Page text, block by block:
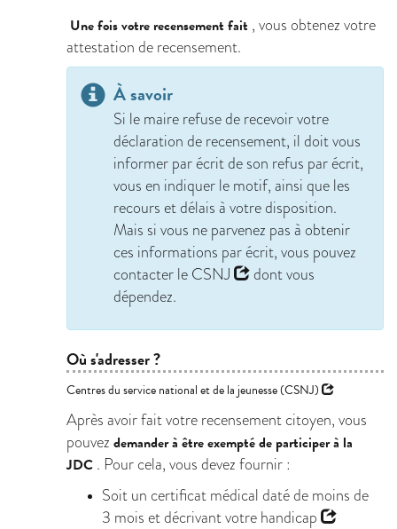
Une fois votre recensement fait , vous obtenez votre
attestation de recensement.
À savoir
Si le maire refuse de recevoir votre
déclaration de recensement, il doit vous
informer par écrit de son refus par écrit,
vous en indiquer le motif, ainsi que les
recours et délais à votre disposition.
Mais si vous ne parvenez pas à obtenir
ces informations par écrit, vous pouvez
contacter le CSNJ
dont vous
dépendez.
Où s'adresser ?
Centres du service national et de la jeunesse (CSNJ)
Après avoir fait votre recensement citoyen, vous
pouvez demander à être exempté de participer à la
JDC . Pour cela, vous devez fournir :
Soit un certificat médical daté de moins de
3 mois et décrivant votre handicap